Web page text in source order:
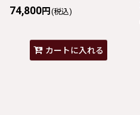
74,800円 (税込)
カートに入れる